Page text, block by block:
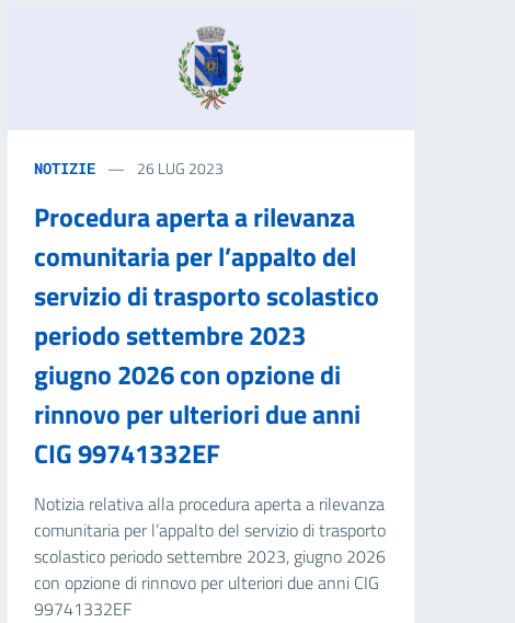
NOTIZIE 26 LUG 2023
Procedura aperta a rilevanza
comunitaria per l’appalto del
servizio di trasporto scolastico
periodo settembre 2023
giugno 2026 con opzione di
rinnovo per ulteriori due anni
CIG 99741332EF
Notizia relativa alla procedura aperta a rilevanza
comunitaria per l’appalto del servizio di trasporto
scolastico periodo settembre 2023, giugno 2026
con opzione di rinnovo per ulteriori due anni CIG
99741332EF